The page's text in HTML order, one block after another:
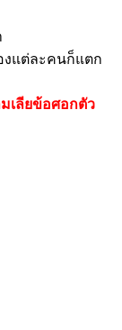
แต่ละคนก็แตก
เลียข้อศอกตัว